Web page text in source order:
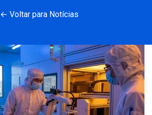
← Voltar para Notícias